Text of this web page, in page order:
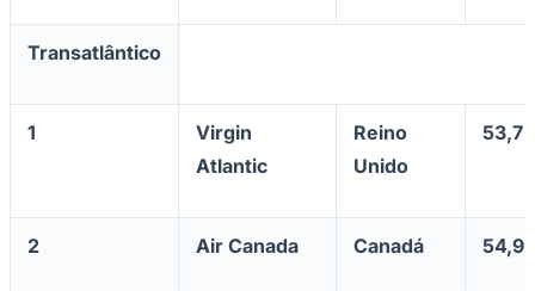
Transatlântico
1
Virgin
Atlantic
Reino
Unido
53,7
2 Air Canada Canadá 54,9